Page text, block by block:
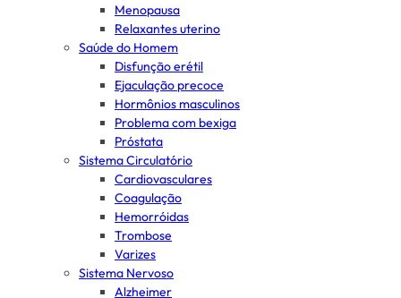
Menopausa
Relaxantes uterino
Saúde do Homem
Disfunção erétil
Ejaculação precoce
Hormônios masculinos
Problema com bexiga
Próstata
Sistema Circulatório
Cardiovasculares
Coagulação
Hemorróidas
Trombose
Varizes
Sistema Nervoso
Alzheimer